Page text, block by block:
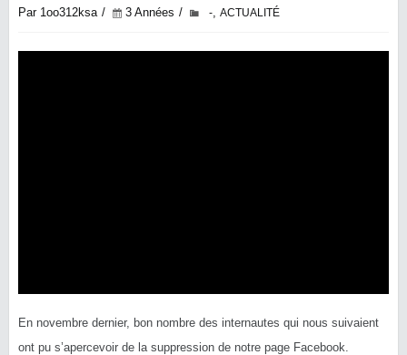
Par 1oo312ksa 3 Années -, ACTUALITÉ
En novembre dernier, bon nombre des internautes qui nous suivaient
ont pu s’apercevoir de la suppression de notre page Facebook.